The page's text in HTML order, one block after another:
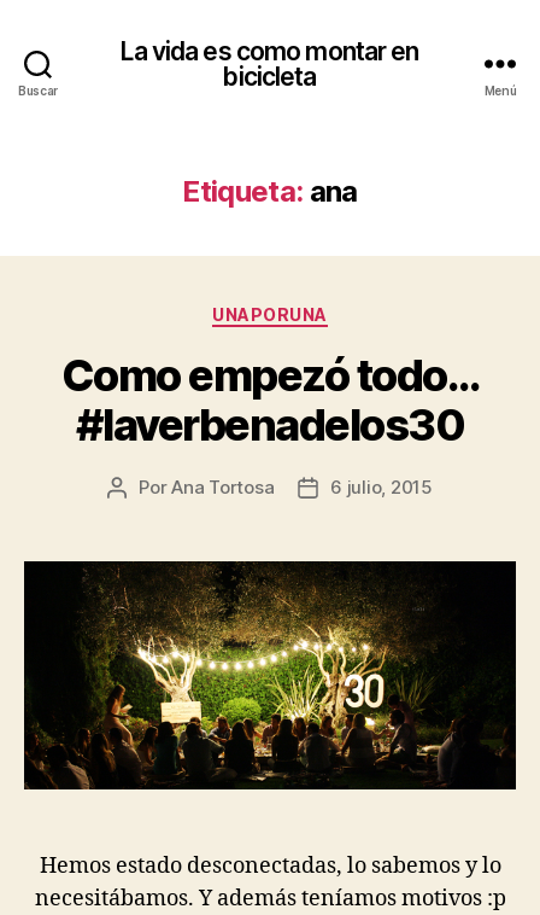
Buscar
La vida es como montar en
bicicleta
Menú
Etiqueta: ana
Categorías
UNAPORUNA
Como empezó todo…
#laverbenadelos30
Autor
entrada
PorAna Tortosa
Fecha
entrada
6 julio, 2015
Hemos estado desconectadas, lo sabemos y lo
necesitábamos. Y además teníamos motivos :p